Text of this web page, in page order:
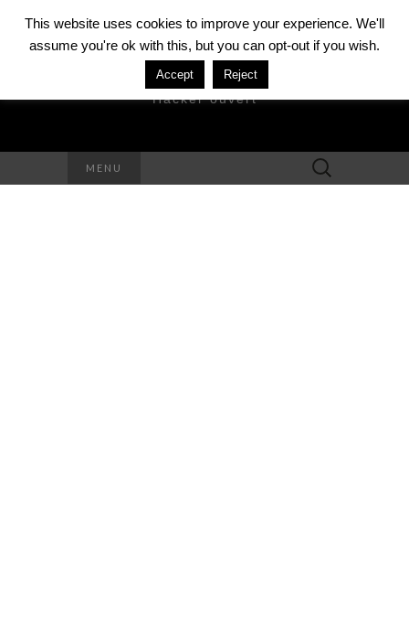
DAVID MÉZIÈRE
Hacker ouvert
MENU Rechercher :
This website uses cookies to improve your experience. We'll
assume you're ok with this, but you can opt-out if you wish.
Accept Reject